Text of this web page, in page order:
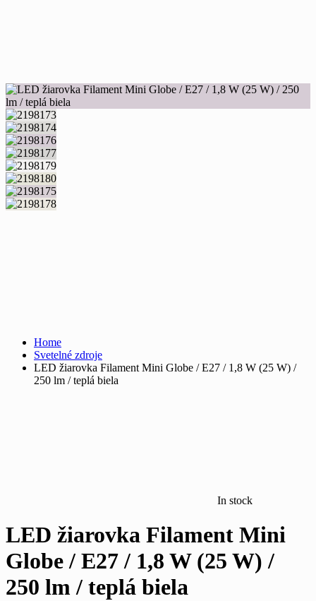
Home
Svetelné zdroje
LED žiarovka Filament Mini Globe / E27 / 1,8 W (25 W) /
250 lm / teplá biela
In stock
LED žiarovka Filament Mini
Globe / E27 / 1,8 W (25 W) /
250 lm / teplá biela